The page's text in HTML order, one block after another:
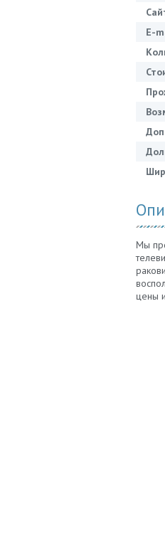
E-
Мы
цены